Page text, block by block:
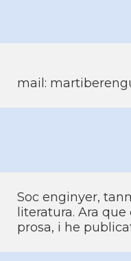
mail:
Soc enginyer,
literatura. Ara
prosa, i he